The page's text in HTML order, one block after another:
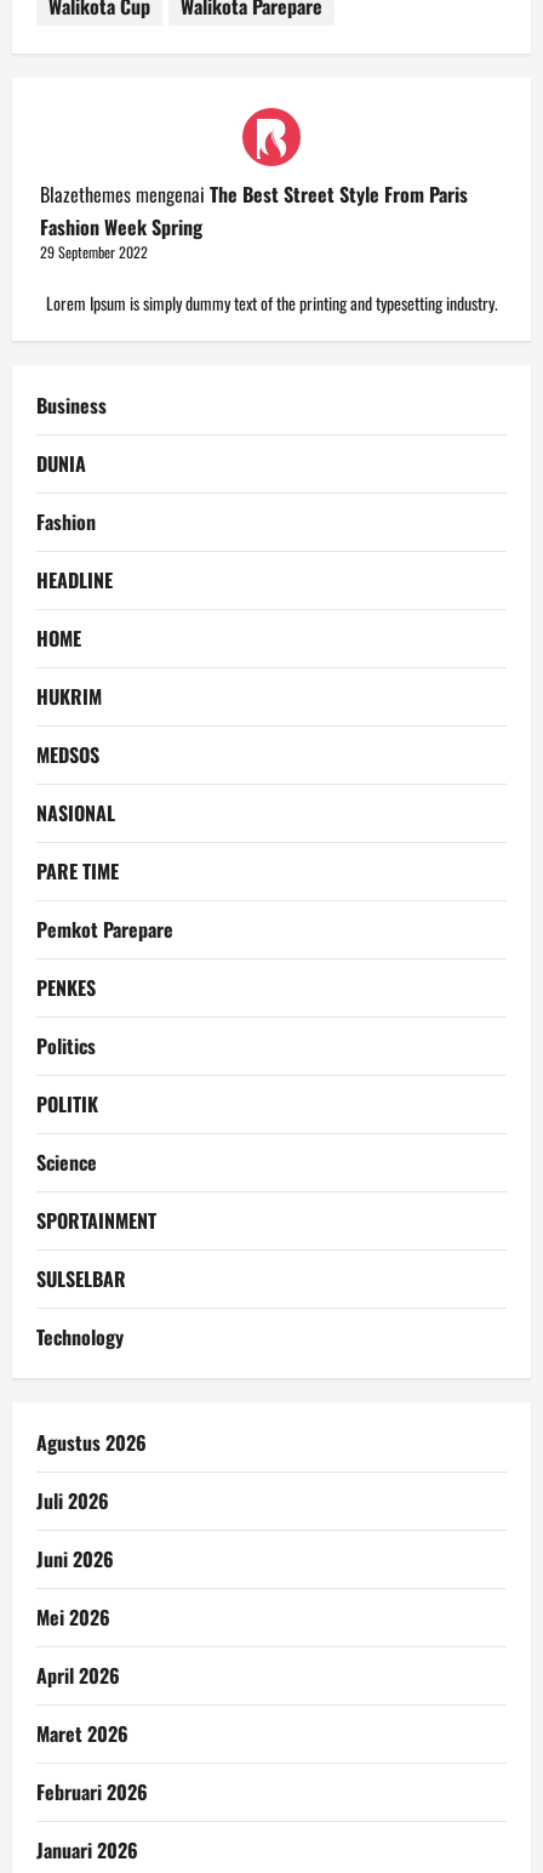
Walikota Cup
Walikota Parepare
Blazethemesmengenai The Best Street Style From Paris
Fashion Week Spring
29 September 2022
Lorem Ipsum is simply dummy text of the printing and typesetting industry.
Business
DUNIA
Fashion
HEADLINE
HOME
HUKRIM
MEDSOS
NASIONAL
PARE TIME
Pemkot Parepare
PENKES
Politics
POLITIK
Science
SPORTAINMENT
SULSELBAR
Technology
Agustus 2026
Juli 2026
Juni 2026
Mei 2026
April 2026
Maret 2026
Februari 2026
Januari 2026